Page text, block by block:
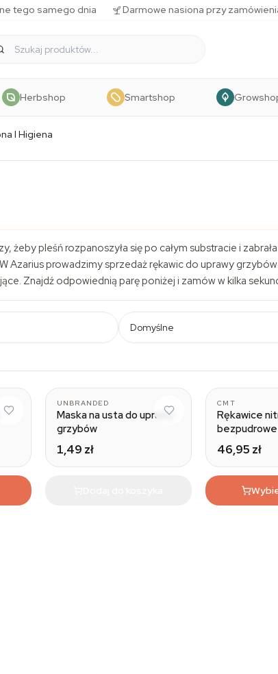
tego samego dnia Darmowe nasiona przy
Herbshop Smartshop
I Higiena
żeby pleśń rozpanoszyła się po całym substracie i
Azarius prowadzimy sprzedaż rękawic do uprawy
Znajdź odpowiednią parę poniżej i zamów w kilka
Domyślne
UNBRANDED
Maska na usta do uprawy
grzybów
1,49 zł
CMT
Rękawice
bezpudrowe
46,95 zł